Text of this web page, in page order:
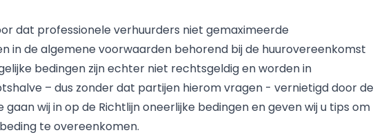
dat professionele verhuurders niet gemaximeerde
in de algemene voorwaarden behorend bij de huurovereenkomst
bedingen zijn echter niet rechtsgeldig en worden in
– dus zonder dat partijen hierom vragen - vernietigd door de
wij in op de Richtlijn oneerlijke bedingen en geven wij u tips om
te overeenkomen.